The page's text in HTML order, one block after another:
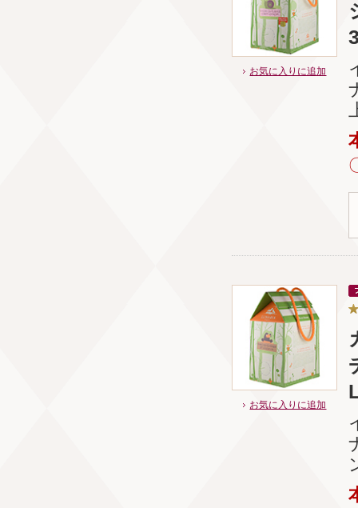
お気に入りに追加
お気に入りに追加